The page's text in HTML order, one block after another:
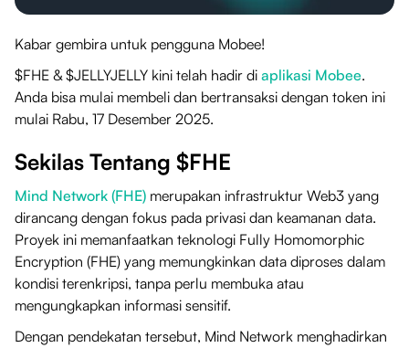
Kabar gembira untuk pengguna Mobee!
$FHE & $JELLYJELLY kini telah hadir di aplikasi Mobee.
Anda bisa mulai membeli dan bertransaksi dengan token ini
mulai Rabu, 17 Desember 2025.
Sekilas Tentang $FHE
Mind Network (FHE) merupakan infrastruktur Web3 yang
dirancang dengan fokus pada privasi dan keamanan data.
Proyek ini memanfaatkan teknologi Fully Homomorphic
Encryption (FHE) yang memungkinkan data diproses dalam
kondisi terenkripsi, tanpa perlu membuka atau
mengungkapkan informasi sensitif.
Dengan pendekatan tersebut, Mind Network menghadirkan